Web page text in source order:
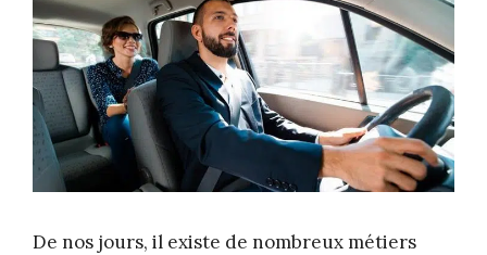
De nos jours, il existe de nombreux métiers